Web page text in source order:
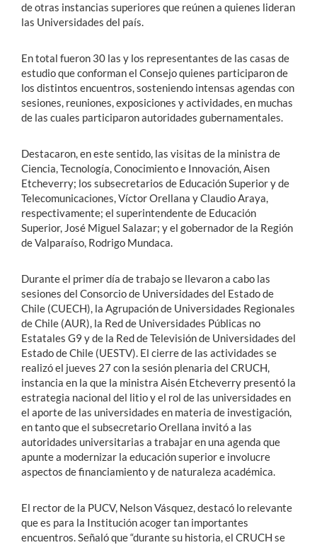
Académicos
Alumni
English
de otras instancias superiores que reúnen a quienes lideran
las Universidades del país.
En total fueron 30 las y los representantes de las casas de
estudio que conforman el Consejo quienes participaron de
los distintos encuentros, sosteniendo intensas agendas con
sesiones, reuniones, exposiciones y actividades, en muchas
de las cuales participaron autoridades gubernamentales.
Destacaron, en este sentido, las visitas de la ministra de
Ciencia, Tecnología, Conocimiento e Innovación, Aisen
Etcheverry; los subsecretarios de Educación Superior y de
Telecomunicaciones, Víctor Orellana y Claudio Araya,
respectivamente; el superintendente de Educación
Superior, José Miguel Salazar; y el gobernador de la Región
de Valparaíso, Rodrigo Mundaca.
Durante el primer día de trabajo se llevaron a cabo las
sesiones del Consorcio de Universidades del Estado de
Chile (CUECH), la Agrupación de Universidades Regionales
de Chile (AUR), la Red de Universidades Públicas no
Estatales G9 y de la Red de Televisión de Universidades del
Estado de Chile (UESTV). El cierre de las actividades se
realizó el jueves 27 con la sesión plenaria del CRUCH,
instancia en la que la ministra Aisén Etcheverry presentó la
estrategia nacional del litio y el rol de las universidades en
el aporte de las universidades en materia de investigación,
en tanto que el subsecretario Orellana invitó a las
autoridades universitarias a trabajar en una agenda que
apunte a modernizar la educación superior e involucre
aspectos de financiamiento y de naturaleza académica.
El rector de la PUCV, Nelson Vásquez, destacó lo relevante
que es para la Institución acoger tan importantes
encuentros. Señaló que “durante su historia, el CRUCH se